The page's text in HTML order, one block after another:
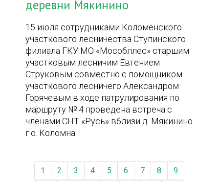
деревни Мякинино
15 июля сотрудниками Коломенского
участкового лесничества Ступинского
филиала ГКУ МО «Мособллес» старшим
участковым лесничим Евгением
Струковым совместно с помощником
участкового лесничего Александром
Горячевым в ходе патрулирования по
маршруту № 4 проведена встреча с
членами СНТ «Русь» вблизи д. Мякинино
г.о. Коломна.
1 2 3 4 5 6 7 8
9